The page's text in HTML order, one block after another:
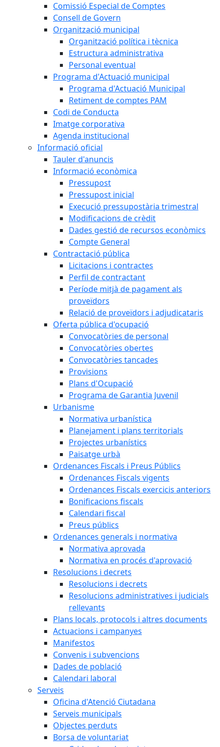
Comissió Especial de Comptes
Consell de Govern
Organització municipal
Organització política i tècnica
Estructura administrativa
Personal eventual
Programa d'Actuació municipal
Programa d'Actuació Municipal
Retiment de comptes PAM
Codi de Conducta
Imatge corporativa
Agenda institucional
Informació oficial
Tauler d'anuncis
Informació econòmica
Pressupost
Pressupost inicial
Execució pressupostària trimestral
Modificacions de crèdit
Dades gestió de recursos econòmics
Compte General
Contractació pública
Licitacions i contractes
Perfil de contractant
Període mitjà de pagament als
proveïdors
Relació de proveïdors i adjudicataris
Oferta pública d'ocupació
Convocatòries de personal
Convocatòries obertes
Convocatòries tancades
Provisions
Plans d'Ocupació
Programa de Garantia Juvenil
Urbanisme
Normativa urbanística
Planejament i plans territorials
Projectes urbanístics
Paisatge urbà
Ordenances Fiscals i Preus Públics
Ordenances Fiscals vigents
Ordenances Fiscals exercicis anteriors
Bonificacions fiscals
Calendari fiscal
Preus públics
Ordenances generals i normativa
Normativa aprovada
Normativa en procés d'aprovació
Resolucions i decrets
Resolucions i decrets
Resolucions administratives i judicials
rellevants
Plans locals, protocols i altres documents
Actuacions i campanyes
Manifestos
Convenis i subvencions
Dades de població
Calendari laboral
Serveis
Oficina d'Atenció Ciutadana
Serveis municipals
Objectes perduts
Borsa de voluntariat